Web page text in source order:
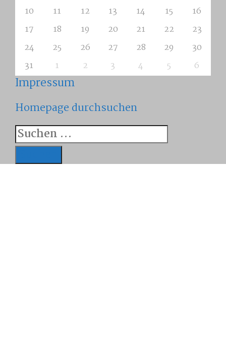
10
11 12 13 14 15
16
17
18 19 20 21 22
23
24
25 26 27 28 29
30
31
1 2 3 4 5 6
Impressum
Homepage durchsuchen